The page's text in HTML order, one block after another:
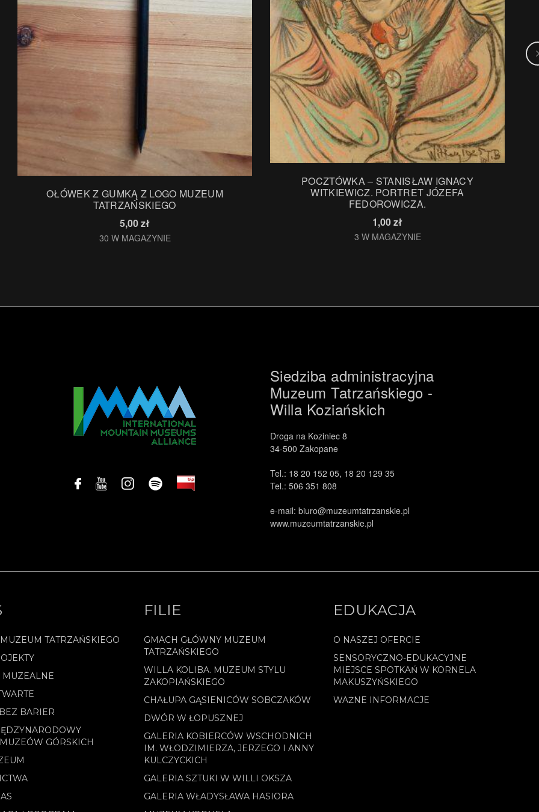
OŁÓWEK Z GUMKĄ Z LOGO MUZEUM
TATRZAŃSKIEGO
5,00zł
30 W MAGAZYNIE
POCZTÓWKA – STANISŁAW IGNACY
WITKIEWICZ. PORTRET JÓZEFA
FEDOROWICZA.
1,00zł
3 W MAGAZYNIE
Siedziba administracyjna
Muzeum Tatrzańskiego -
Willa Koziańskich
Droga na Koziniec 8
34-500 Zakopane
Tel.: 18 20 152 05, 18 20 129 35
Tel.: 506 351 808
e-mail: biuro@muzeumtatrzanskie.pl
www.muzeumtatrzanskie.pl
TATRZAŃSKIEGO
MUZEALNE
BARIER
GÓRSKICH
FILIE
GMACH GŁÓWNY MUZEUM
TATRZAŃSKIEGO
WILLA KOLIBA. MUZEUM STYLU
ZAKOPIAŃSKIEGO
CHAŁUPA GĄSIENICÓW SOBCZAKÓW
DWÓR W ŁOPUSZNEJ
GALERIA KOBIERCÓW WSCHODNICH
IM. WŁODZIMIERZA, JERZEGO I ANNY
KULCZYCKICH
GALERIA SZTUKI W WILLI OKSZA
GALERIA WŁADYSŁAWA HASIORA
EDUKACJA
O NASZEJ OFERCIE
SENSORYCZNO-EDUKACYJNE
MIEJSCE SPOTKAŃ W KORNELA
MAKUSZYŃSKIEGO
WAŻNE INFORMACJE
.